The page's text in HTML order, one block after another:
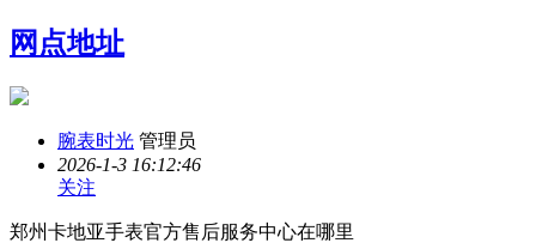
网点地址
腕表时光 管理员
2026-1-3 16:12:46
关注
郑州卡地亚手表官方售后服务中心在哪里